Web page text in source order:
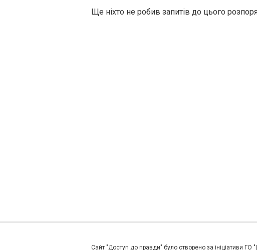
Ще ніхто не робив запитів до цього
Сайт "Доступ до правди" було створено за ініціативи